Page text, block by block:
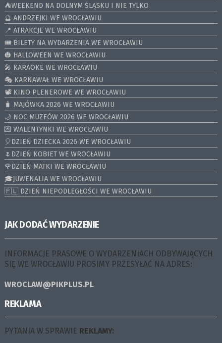
⛺️WEEKEND NA DOLNYM ŚLĄSKU I NIE TYLKO
🔮 ANDRZEJKI WE WROCŁAWIU
📍 ATRAKCJE WE WROCŁAWIU
🎟️ BILETY NA WYDARZENIA WE WROCŁAWIU
🎃 HALLOWEEN WE WROCŁAWIU
🎤 KARAOKE WE WROCŁAWIU
🎭 KARNAWAŁ WE WROCŁAWIU
📽️ KINO PLENEROWE WE WROCŁAWIU
🧳 MAJÓWKA 2026 WE WROCŁAWIU
🌙 NOC MUZEÓW 2026 WE WROCŁAWIU
💌 WALENTYNKI WE WROCŁAWIU
🎈DZIEŃ DZIECKA 2026 WE WROCŁAWIU
🌷DZIEŃ KOBIET WE WROCŁAWIU
🌹DZIEŃ MATKI WE WROCŁAWIU
🎓JUWENALIA WE WROCŁAWIU
🇵🇱 DZIEŃ NIEPODLEGŁOŚCI WE WROCŁAWIU
JAK DODAĆ WYDARZENIE
INFORMACJE PRASOWE O WYDARZENIACH ODBYWAJĄCYCH
SIĘ WE WROCŁAWIU PROSIMY PRZESYŁAĆ NA ADRES:
WROCLAW@PIKPLUS.PL
REKLAMA
PYTANIA W SPRAWIE REKLAMY: